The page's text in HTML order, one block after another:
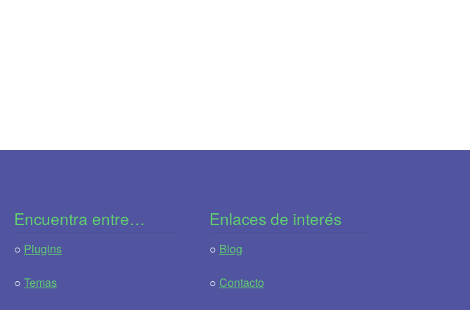
Encuentra entre…
○ Plugins
○Temas
Enlaces de interés
○ Blog
○ Contacto